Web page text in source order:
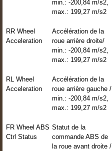
min.: -200,84 m/s2,
max.: 199,27 m/s2
RR Wheel
Acceleration
Accélération de la
roue arrière droite/
min.: -200,84 m/s2,
max.: 199,27 m/s2
RL Wheel
Acceleration
Accélération de la
roue arrière gauche /
min.: -200,84 m/s2,
max.: 199,27 m/s2
FR Wheel ABS
Ctrl Status
Statut de la
commande ABS de
la roue avant droite /